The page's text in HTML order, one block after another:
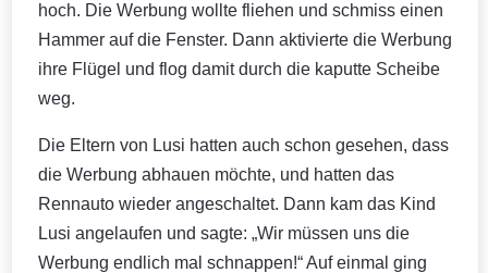
hoch. Die Werbung wollte fliehen und schmiss einen
Hammer auf die Fenster. Dann aktivierte die Werbung
ihre Flügel und flog damit durch die kaputte Scheibe
weg.
Die Eltern von Lusi hatten auch schon gesehen, dass
die Werbung abhauen möchte, und hatten das
Rennauto wieder angeschaltet. Dann kam das Kind
Lusi angelaufen und sagte: „Wir müssen uns die
Werbung endlich mal schnappen!“ Auf einmal ging